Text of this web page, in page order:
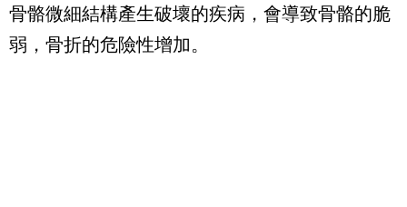
骨骼微細結構產生破壞的疾病，會導致骨骼的脆
弱，骨折的危險性增加。